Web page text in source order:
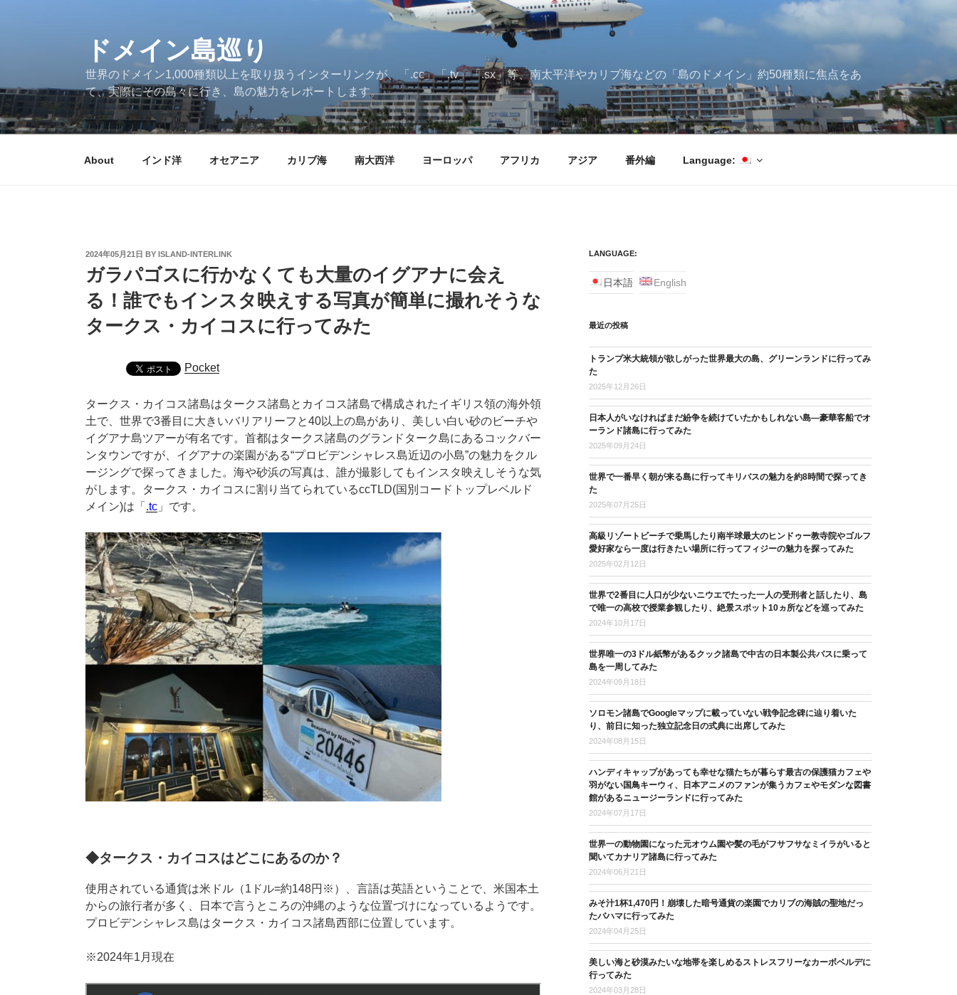
ドメイン島巡り
世界のドメイン1,000種類以上を取り扱うインターリンクが、「.cc」「.tv」「.sx」等、南太平洋やカリブ海などの「島のドメイン」約50種類に焦点をあ
て、実際にその島々に行き、島の魅力をレポートします。
About インド洋 オセアニア カリブ海 南大西洋 ヨーロッパ アフリカ アジア 番外編 Language:
POSTED
ON
2024年05月21日 BY ISLAND-INTERLINK
ガラパゴスに行かなくても大量のイグアナに会え
る！誰でもインスタ映えする写真が簡単に撮れそうな
タークス・カイコスに行ってみた
Pocket
タークス・カイコス諸島はタークス諸島とカイコス諸島で構成されたイギリス領の海外領
土で、世界で3番目に大きいバリアリーフと40以上の島があり、美しい白い砂のビーチや
イグアナ島ツアーが有名です。首都はタークス諸島のグランドターク島にあるコックバー
ンタウンですが、イグアナの楽園がある“プロビデンシャレス島近辺の小島”の魅力をクル
ージングで探ってきました。海や砂浜の写真は、誰が撮影してもインスタ映えしそうな気
がします。タークス・カイコスに割り当てられているccTLD(国別コードトップレベルド
メイン)は「 .tc 」です。
◆タークス・カイコスはどこにあるのか？
使用されている通貨は米ドル（1ドル=約148円※）、言語は英語ということで、米国本土
からの旅行者が多く、日本で言うところの沖縄のような位置づけになっているようです。
プロビデンシャレス島はタークス・カイコス諸島西部に位置しています。
※2024年1月現在
LANGUAGE:
日本語 English
最近の投稿
トランプ米大統領が欲しがった世界最大の島、グリーンランドに行ってみ
た
2025年12月26日
日本人がいなければまだ紛争を続けていたかもしれない島―豪華客船でオ
ーランド諸島に行ってみた
2025年09月24日
世界で一番早く朝が来る島に行ってキリバスの魅力を約8時間で探ってき
た
2025年07月25日
高級リゾートビーチで乗馬したり南半球最大のヒンドゥー教寺院やゴルフ
愛好家なら一度は行きたい場所に行ってフィジーの魅力を探ってみた
2025年02月12日
世界で2番目に人口が少ないニウエでたった一人の受刑者と話したり、島
で唯一の高校で授業参観したり、絶景スポット10ヵ所などを巡ってみた
2024年10月17日
世界唯一の3ドル紙幣があるクック諸島で中古の日本製公共バスに乗って
島を一周してみた
2024年09月18日
ソロモン諸島でGoogleマップに載っていない戦争記念碑に辿り着いた
り、前日に知った独立記念日の式典に出席してみた
2024年08月15日
ハンディキャップがあっても幸せな猫たちが暮らす最古の保護猫カフェや
羽がない国鳥キーウィ、日本アニメのファンが集うカフェやモダンな図書
館があるニュージーランドに行ってみた
2024年07月17日
世界一の動物園になった元オウム園や髪の毛がフサフサなミイラがいると
聞いてカナリア諸島に行ってみた
2024年06月21日
みそ汁1杯1,470円！崩壊した暗号通貨の楽園でカリブの海賊の聖地だっ
たバハマに行ってみた
2024年04月25日
美しい海と砂漠みたいな地帯を楽しめるストレスフリーなカーボベルデに
行ってみた
2024年03月28日